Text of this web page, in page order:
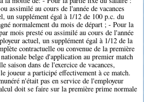
assimilé au cours de l'année de vacances
un supplément égal à 1/12 de 100 p.c. du
normalement du mois de départ ; - Pour la
mois presté ou assimilé au cours de l'année
actuel, un supplément égal à 1/12 de la
contractuelle ou convenue de la première
belge d'application au premier match
saison dans de l'exercice de vacances,
joueur a participé effectivement à ce match.
n'était pas en service de l'employeur
doit se faire sur la première prime normale